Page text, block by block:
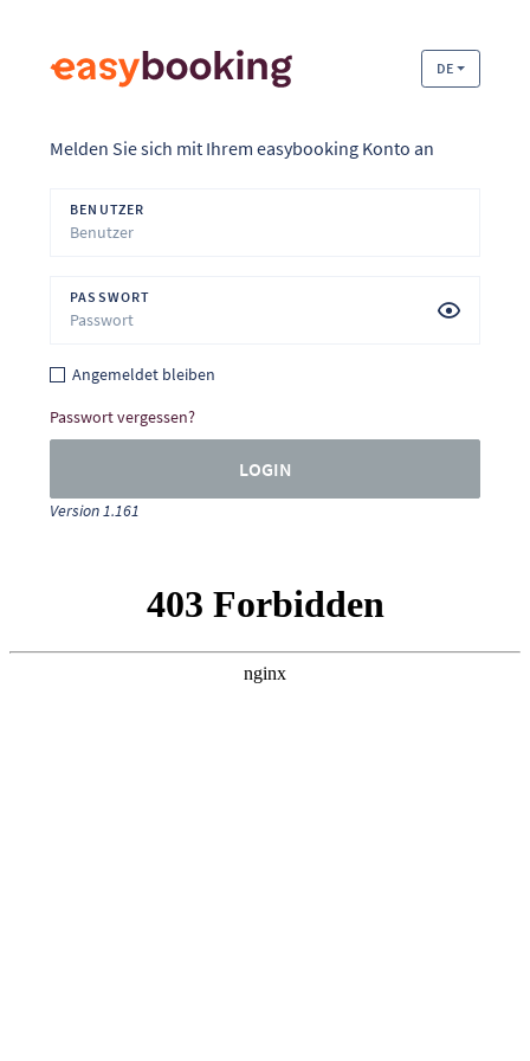
DE
Melden Sie sich mit Ihrem easybooking Konto an
BENUTZER
PASSWORT
Angemeldet bleiben
Passwort vergessen?
LOGIN
Version 1.161